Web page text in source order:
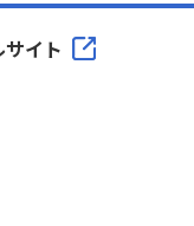
イト